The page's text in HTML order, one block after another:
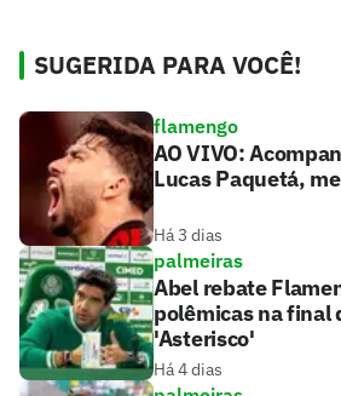
SUGERIDA PARA VOCÊ!
flamengo
AO VIVO:
Lucas Paquetá,
Há 3 dias
palmeiras
Abel rebate
polêmicas na final
'Asterisco'
Há 4 dias